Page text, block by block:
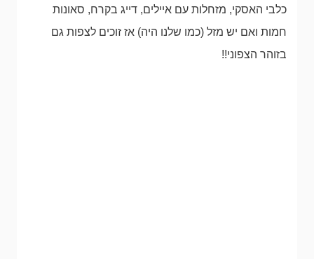
כלבי האסקי, מזחלות עם איילים, דייג בקרח, סאונות
חמות ואם יש מזל (כמו שלנו היה) אז זוכים לצפות גם
בזוהר הצפוני!!